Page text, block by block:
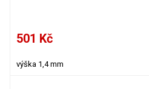
501 Kč
výška 1,4 mm